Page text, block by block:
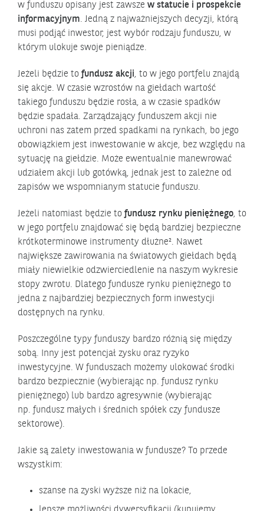
w funduszu opisany jest zawsze w statucie i prospekcie
informacyjnym. Jedną z najważniejszych decyzji, którą
musi podjąć inwestor, jest wybór rodzaju funduszu, w
którym ulokuje swoje pieniądze.
Jeżeli będzie to fundusz akcji, to w jego portfelu znajdą
się akcje. W czasie wzrostów na giełdach wartość
takiego funduszu będzie rosła, a w czasie spadków
będzie spadała. Zarządzający funduszem akcji nie
uchroni nas zatem przed spadkami na rynkach, bo jego
obowiązkiem jest inwestowanie w akcje, bez względu na
sytuację na giełdzie. Może ewentualnie manewrować
udziałem akcji lub gotówką, jednak jest to zależne od
zapisów we wspomnianym statucie funduszu.
Jeżeli natomiast będzie to fundusz rynku pieniężnego, to
w jego portfelu znajdować się będą bardziej bezpieczne
krótkoterminowe instrumenty dłużne². Nawet
największe zawirowania na światowych giełdach będą
miały niewielkie odzwierciedlenie na naszym wykresie
stopy zwrotu. Dlatego fundusze rynku pieniężnego to
jedna z najbardziej bezpiecznych form inwestycji
dostępnych na rynku.
Poszczególne typy funduszy bardzo różnią się między
sobą. Inny jest potencjał zysku oraz ryzyko
inwestycyjne. W funduszach możemy ulokować środki
bardzo bezpiecznie (wybierając np. fundusz rynku
pieniężnego) lub bardzo agresywnie (wybierając
np. fundusz małych i średnich spółek czy fundusze
sektorowe).
Jakie są zalety inwestowania w fundusze? To przede
wszystkim:
szanse na zyski wyższe niż na lokacie,